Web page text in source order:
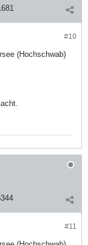
#10
(Hochschwab)
#11